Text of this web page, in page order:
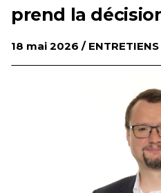
prend la
18 mai 2026 / ENTRETIENS